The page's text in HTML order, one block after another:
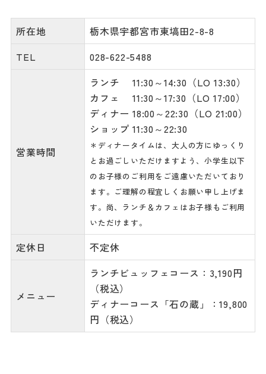
所在地
栃木県宇都宮市東塙田2-8-8
TEL
028-622-5488
営業時間
ランチ 11:30～14:30（LO 13:30）
カフェ 11:30～17:30（LO 17:00）
ディナー 18:00～22:30（LO 21:00）
ショップ 11:30～22:30
＊ディナータイムは、大人の方にゆっくり
とお過ごしいただけますよう、小学生以下
のお子様のご利用をご遠慮いただいており
ます。ご理解の程宜しくお願い申し上げま
す。尚、ランチ＆カフェはお子様もご利用
いただけます。
定休日 不定休
メニュー
ランチビュッフェコース：3,190円
（税込）
ディナーコース「石の蔵」：19,800
円（税込）